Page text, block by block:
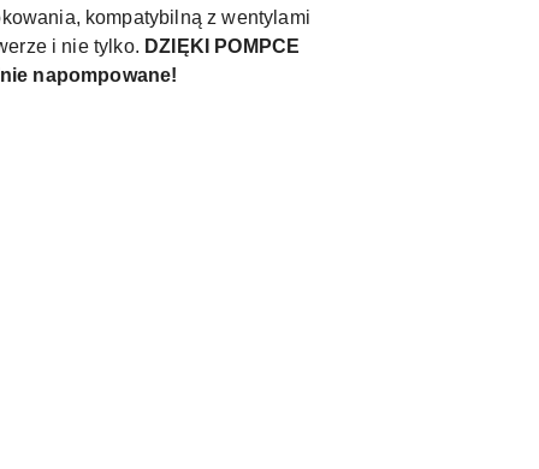
kompatybilną z wentylami
i nie tylko. DZIĘKI POMPCE
napompowane!